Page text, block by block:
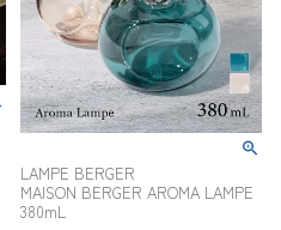
LAMPE BERGER
MAISON BERGER AROMA LAMPE
380mL